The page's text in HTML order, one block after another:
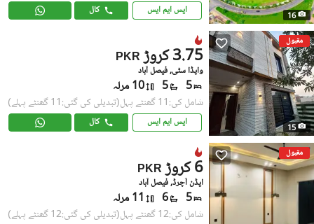
16 ایس ایم ایس کال
مقبول
15
PKR 3.75 کروڑ
واپڈا سٹی, فیصل آباد
5
5 10 مرلہ
شامل کی:11 گھنٹے پہل (تبدیلی کی گئی:11 گھنٹے پہلے)
ایس ایم ایس کال
مقبول
PKR 6 کروڑ
ایڈن آچرڈ, فیصل آباد
5
6 11 مرلہ
شامل کی:12 گھنٹے پہل (تبدیلی کی گئی:12 گھنٹے پہلے)